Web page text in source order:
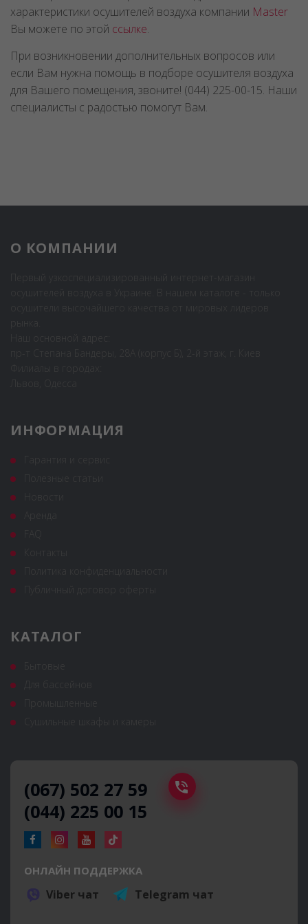
характеристики осушителей воздуха компании Master
Вы можете по этой ссылке.
При возникновении дополнительных вопросов или
если Вам нужна помощь в подборе осушителя воздуха
для Вашего помещения, звоните! (044) 225-00-15. Наши
специалисты с радостью помогут Вам.
О КОМПАНИИ
ИНФОРМАЦИЯ
КАТАЛОГ
(067) 502 27 59
(044) 225 00 15
ОНЛАЙН ПОДДЕРЖКА
Viber чат Telegram чат